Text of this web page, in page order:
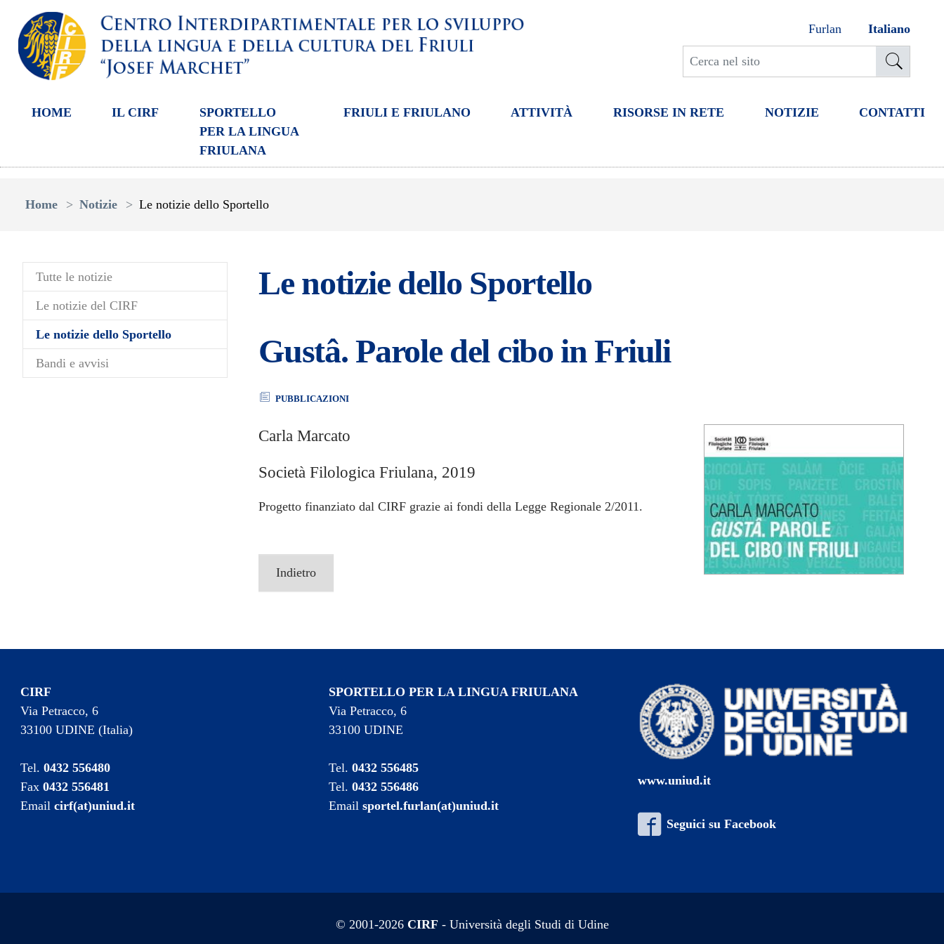
Furlan Italiano
HOME IL CIRF
SPORTELLO
PER LA LINGUA
FRIULANA
FRIULI E FRIULANO ATTIVITÀ RISORSE IN RETE NOTIZIE CONTATTI
Home
Notizie Le notizie dello Sportello
Tutte le notizie
Le notizie del CIRF
Le notizie dello Sportello(current)
Bandi e avvisi
Le notizie dello Sportello
Gustâ. Parole del cibo in Friuli
PUBBLICAZIONI
Carla Marcato
Società Filologica Friulana, 2019
Progetto finanziato dal CIRF grazie ai fondi della Legge Regionale 2/2011.
Indietro
CIRF
Via Petracco, 6
33100 UDINE (Italia)
Tel.0432 556480
Fax0432 556481
Emailcirf(at)uniud.it
SPORTELLO PER LA LINGUA FRIULANA
Via Petracco, 6
33100 UDINE
Tel.0432 556485
Tel.0432 556486
Emailsportel.furlan(at)uniud.it
www.uniud.it
Seguici su Facebook
© 2001-2026 CIRF- Università degli Studi di Udine